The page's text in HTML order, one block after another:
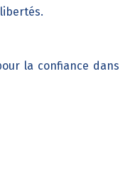
la confiance dans